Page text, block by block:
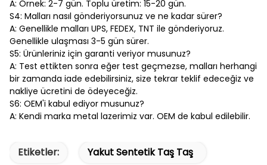
A: Örnek: 2-7 gün. Toplu üretim: 15-20 gün.
S4: Malları nasıl gönderiyorsunuz ve ne kadar sürer?
A: Genellikle malları UPS, FEDEX, TNT ile gönderiyoruz.
Genellikle ulaşması 3-5 gün sürer.
S5: Ürünleriniz için garanti veriyor musunuz?
A: Test ettikten sonra eğer test geçmezse, malları herhangi
bir zamanda iade edebilirsiniz, size tekrar teklif edeceğiz ve
nakliye ücretini de ödeyeceğiz.
S6: OEM'i kabul ediyor musunuz?
A: Kendi marka metal lazerimiz var. OEM de kabul edilebilir.
Etiketler:
Yakut Sentetik Taş Taş